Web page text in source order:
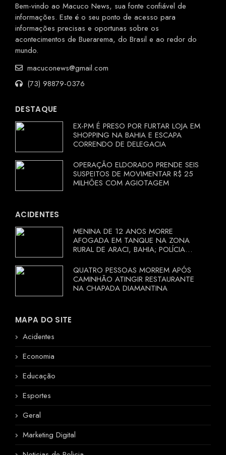
Bem-vindo ao Macuco News, sua fonte confiável de
informações. Este é o seu ponto de acesso para
informações precisas e oportunas sobre os
acontecimentos de Buerarema, do Brasil e ao redor do
mundo.
macuconews@gmail.com
(73) 98879-0376
DESTAQUE
EX-PM É PRESO POR FURTAR LOJA EM
SHOPPING NA BAHIA E ESCAPA
CORRENDO DE DELEGACIA
OPERAÇÃO ELDORADO PRENDE SEIS
SUSPEITOS DE MOVIMENTAR R$ 25
MILHÕES COM AGIOTAGEM
ACIDENTES
MENINA DE 12 ANOS MORRE
AFOGADA EM TANQUE NA ZONA
RURAL DE ARACI, BAHIA; POLÍCIA
QUATRO PESSOAS MORREM APÓS
CAMINHÃO ATINGIR RESTAURANTE
NA CHAPADA DIAMANTINA
MAPA DO SITE
Acidentes
Economia
Educação
Esportes
Geral
Marketing Digital